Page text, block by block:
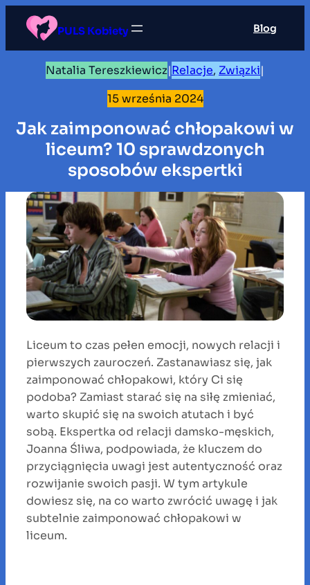
Przejdź
treści
PULS Kobiety Blog
Natalia Tereszkiewicz|Relacje, Związki|
15 września 2024
Jak zaimponować chłopakowi w
liceum? 10 sprawdzonych
sposobów ekspertki
Liceum to czas pełen emocji, nowych relacji i
pierwszych zauroczeń. Zastanawiasz się, jak
zaimponować chłopakowi, który Ci się
podoba? Zamiast starać się na siłę zmieniać,
warto skupić się na swoich atutach i być
sobą. Ekspertka od relacji damsko-męskich,
Joanna Śliwa, podpowiada, że kluczem do
przyciągnięcia uwagi jest autentyczność oraz
rozwijanie swoich pasji. W tym artykule
dowiesz się, na co warto zwrócić uwagę i jak
subtelnie zaimponować chłopakowi w
liceum.